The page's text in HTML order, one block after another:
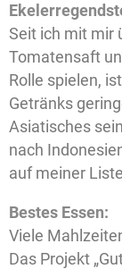
Seit ich mit mir
Tomatensaft
Rolle spielen,
Getränks
Asiatisches
nach
auf meiner
Bestes Essen:
Viele
Das Projekt